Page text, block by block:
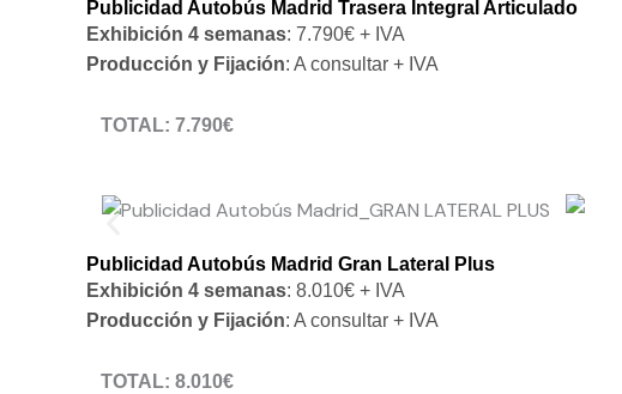
Publicidad Autobús Madrid Trasera Integral Articulado
Exhibición 4 semanas: 7.790€ + IVA
Producción y Fijación: A consultar + IVA
TOTAL: 7.790€
Publicidad Autobús Madrid Gran Lateral Plus
Exhibición 4 semanas: 8.010€ + IVA
Producción y Fijación: A consultar + IVA
TOTAL: 8.010€